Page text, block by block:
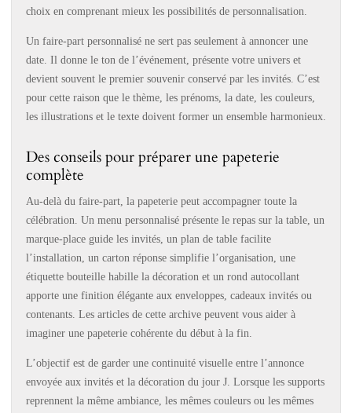
choix en comprenant mieux les possibilités de personnalisation.
Un faire-part personnalisé ne sert pas seulement à annoncer une
date. Il donne le ton de l’événement, présente votre univers et
devient souvent le premier souvenir conservé par les invités. C’est
pour cette raison que le thème, les prénoms, la date, les couleurs,
les illustrations et le texte doivent former un ensemble harmonieux.
Des conseils pour préparer une papeterie
complète
Au-delà du faire-part, la papeterie peut accompagner toute la
célébration. Un menu personnalisé présente le repas sur la table, un
marque-place guide les invités, un plan de table facilite
l’installation, un carton réponse simplifie l’organisation, une
étiquette bouteille habille la décoration et un rond autocollant
apporte une finition élégante aux enveloppes, cadeaux invités ou
contenants. Les articles de cette archive peuvent vous aider à
imaginer une papeterie cohérente du début à la fin.
L’objectif est de garder une continuité visuelle entre l’annonce
envoyée aux invités et la décoration du jour J. Lorsque les supports
reprennent la même ambiance, les mêmes couleurs ou les mêmes